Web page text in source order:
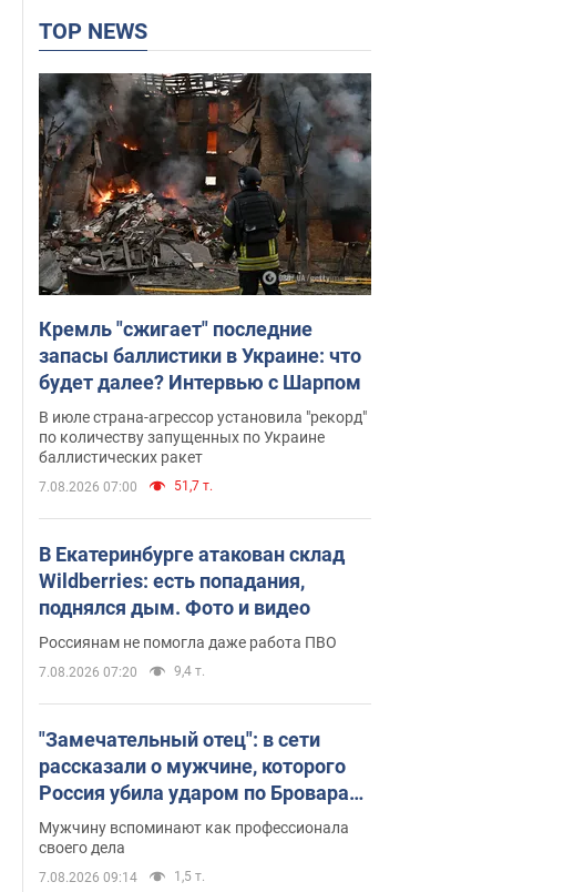
TOP NEWS
Кремль "сжигает" последние
запасы баллистики в Украине: что
будет далее? Интервью с Шарпом
В июле страна-агрессор установила "рекорд"
по количеству запущенных по Украине
баллистических ракет
7.08.2026 07:00 51,7 т.
В Екатеринбурге атакован склад
Wildberries: есть попадания,
поднялся дым. Фото и видео
Россиянам не помогла даже работа ПВО
7.08.2026 07:20 9,4 т.
"Замечательный отец": в сети
рассказали о мужчине, которого
Россия убила ударом по Броварам.
Фото
Мужчину вспоминают как профессионала
своего дела
7.08.2026 09:14 1,5 т.